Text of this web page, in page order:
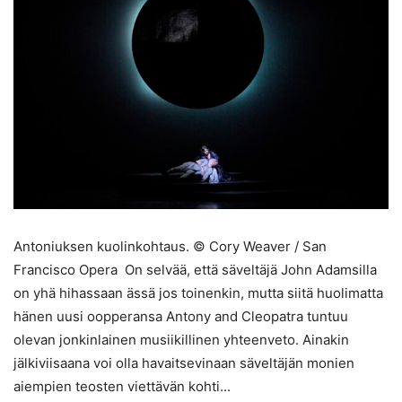
Antoniuksen kuolinkohtaus. © Cory Weaver / San
Francisco Opera On selvää, että säveltäjä John Adamsilla
on yhä hihassaan ässä jos toinenkin, mutta siitä huolimatta
hänen uusi oopperansa Antony and Cleopatra tuntuu
olevan jonkinlainen musiikillinen yhteenveto. Ainakin
jälkiviisaana voi olla havaitsevinaan säveltäjän monien
aiempien teosten viettävän kohti...